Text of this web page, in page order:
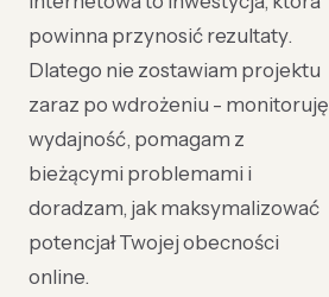
powinna przynosić rezultaty.
Dlatego nie zostawiam projektu
zaraz po wdrożeniu - monitoruję
wydajność, pomagam z
bieżącymi problemami i
doradzam, jak maksymalizować
potencjał Twojej obecności
online.